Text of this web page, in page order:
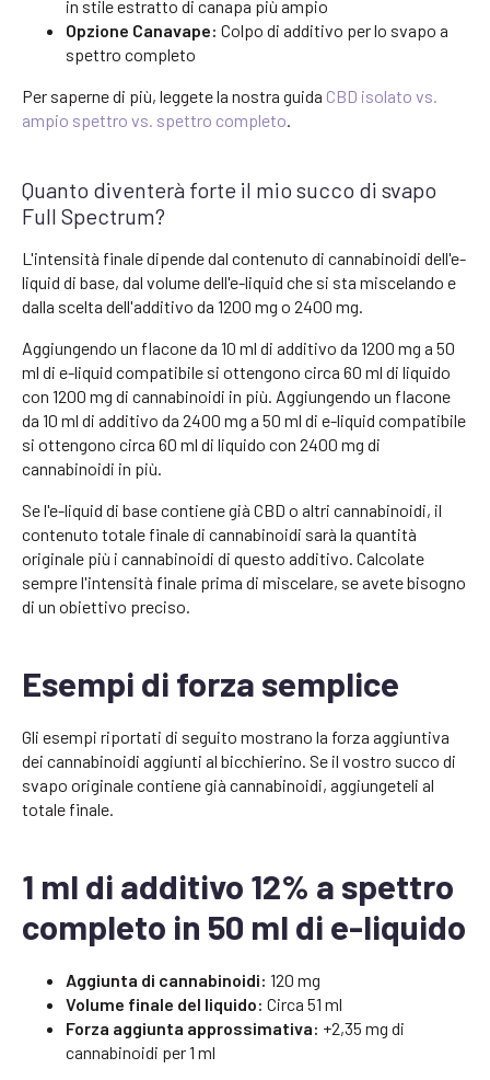
in stile estratto di canapa più ampio
Opzione Canavape: Colpo di additivo per lo svapo a
spettro completo
Per saperne di più, leggete la nostra guida CBD isolato vs.
ampio spettro vs. spettro completo.
Quanto diventerà forte il mio succo di svapo
Full Spectrum?
L'intensità finale dipende dal contenuto di cannabinoidi dell'e-
liquid di base, dal volume dell'e-liquid che si sta miscelando e
dalla scelta dell'additivo da 1200 mg o 2400 mg.
Aggiungendo un flacone da 10 ml di additivo da 1200 mg a 50
ml di e-liquid compatibile si ottengono circa 60 ml di liquido
con 1200 mg di cannabinoidi in più. Aggiungendo un flacone
da 10 ml di additivo da 2400 mg a 50 ml di e-liquid compatibile
si ottengono circa 60 ml di liquido con 2400 mg di
cannabinoidi in più.
Se l'e-liquid di base contiene già CBD o altri cannabinoidi, il
contenuto totale finale di cannabinoidi sarà la quantità
originale più i cannabinoidi di questo additivo. Calcolate
sempre l'intensità finale prima di miscelare, se avete bisogno
di un obiettivo preciso.
Esempi di forza semplice
Gli esempi riportati di seguito mostrano la forza aggiuntiva
dei cannabinoidi aggiunti al bicchierino. Se il vostro succo di
svapo originale contiene già cannabinoidi, aggiungeteli al
totale finale.
1 ml di additivo 12% a spettro
completo in 50 ml di e-liquido
Aggiunta di cannabinoidi: 120 mg
Volume finale del liquido: Circa 51 ml
Forza aggiunta approssimativa: +2,35 mg di
cannabinoidi per 1 ml